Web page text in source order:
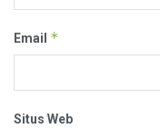
Email *
Situs Web